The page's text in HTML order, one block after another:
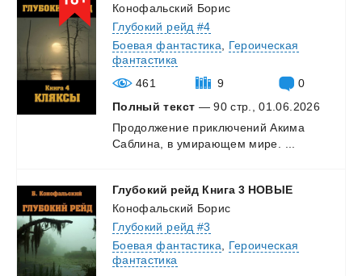
Конофальский Борис
Глубокий рейд #4
Боевая фантастика
Героическая
фантастика
461
9
0
Полный текст — 90 стр., 01.06.2026
Продолжение приключений Акима
Саблина,
в умирающем мире.
Глубокий рейд Книга 3 НОВЫЕ
Конофальский Борис
Глубокий рейд #3
Боевая фантастика
Героическая
фантастика